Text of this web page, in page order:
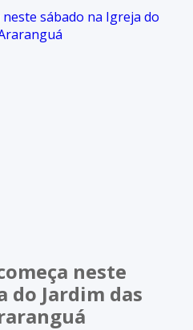
neste
do Jardim das